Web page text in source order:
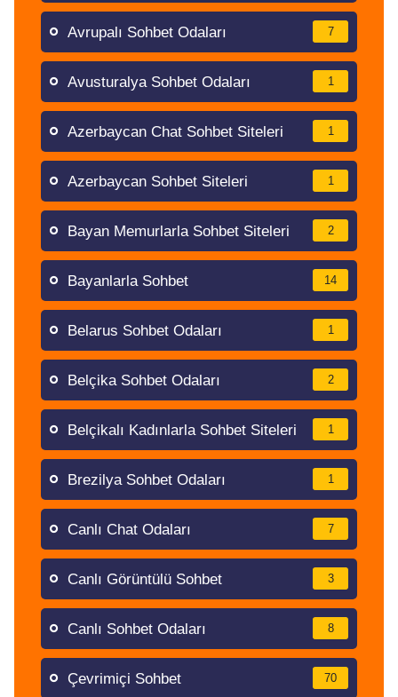
Avrupalı Sohbet Odaları 7
Avusturalya Sohbet Odaları 1
Azerbaycan Chat Sohbet Siteleri 1
Azerbaycan Sohbet Siteleri 1
Bayan Memurlarla Sohbet Siteleri 2
Bayanlarla Sohbet 14
Belarus Sohbet Odaları 1
Belçika Sohbet Odaları 2
Belçikalı Kadınlarla Sohbet Siteleri 1
Brezilya Sohbet Odaları 1
Canlı Chat Odaları 7
Canlı Görüntülü Sohbet 3
Canlı Sohbet Odaları 8
Çevrimiçi Sohbet 70